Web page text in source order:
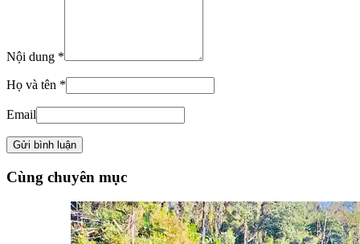
Nội dung *
Họ và tên *
Email
Cùng chuyên mục